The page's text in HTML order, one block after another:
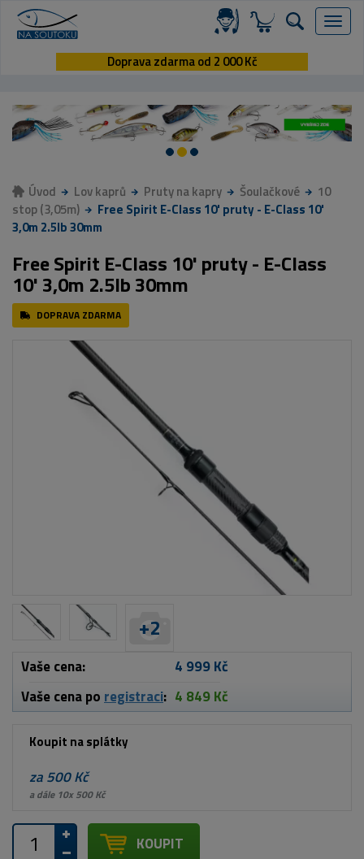
Menu
Doprava zdarma od 2 000 Kč
Úvod Lov kaprů Pruty na kapry Šoulačkové
10
stop (3,05m)
Free Spirit E-Class 10' pruty - E-Class 10'
3,0m 2.5lb 30mm
Free Spirit E-Class 10' pruty - E-Class
10' 3,0m 2.5lb 30mm
DOPRAVA ZDARMA
+2
Vaše cena:
4 999 Kč
Vaše cena po registraci: 4 849 Kč
Koupit na splátky
za 500 Kč
a dále 10x 500 Kč
KOUPIT